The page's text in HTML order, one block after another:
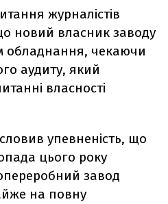
журналістів
новий власник заводу
обладнання, чекаючи
аудиту, який
власності
упевненість, що
цього року
завод
на повну